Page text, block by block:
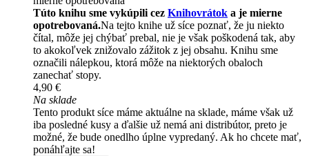
Túto knihu sme vykúpili cez Knihovrátok a je mierne
opotrebovaná.Na tejto knihe už síce poznať, že ju niekto
čítal, môže jej chýbať prebal, nie je však poškodená tak, aby
to akokoľvek znižovalo zážitok z jej obsahu. Knihu sme
označili nálepkou, ktorá môže na niektorých obaloch
zanechať stopy.
4,90 €
Na sklade
Tento produkt síce máme aktuálne na sklade, máme však už
iba posledné kusy a ďalšie už nemá ani distribútor, preto je
možné, že bude onedlho úplne vypredaný. Ak ho chcete mať,
ponáhľajte sa!